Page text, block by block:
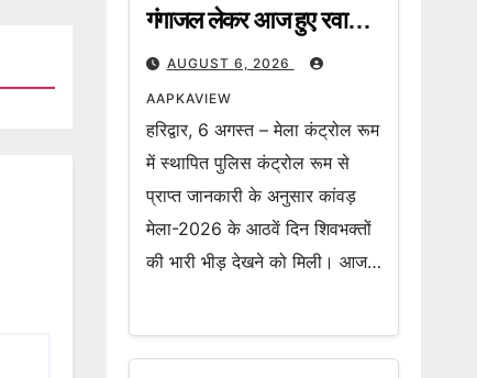
गंगाजल लेकर आज हुए रवाना,
अब तक 2 करोड़ 19 लाख 70
हजार शिवभक्त उठा चुके हैं
गंगाजल
AUGUST 6, 2026
AAPKAVIEW
हरिद्वार, 6 अगस्त – मेला कंट्रोल रूम
में स्थापित पुलिस कंट्रोल रूम से
प्राप्त जानकारी के अनुसार कांवड़
मेला-2026 के आठवें दिन शिवभक्तों
की भारी भीड़ देखने को मिली। आज…